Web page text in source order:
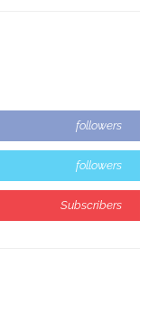
followers
followers
Subscribers